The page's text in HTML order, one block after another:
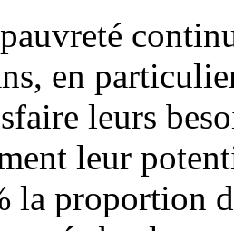
en
leurs
leur
la proportion